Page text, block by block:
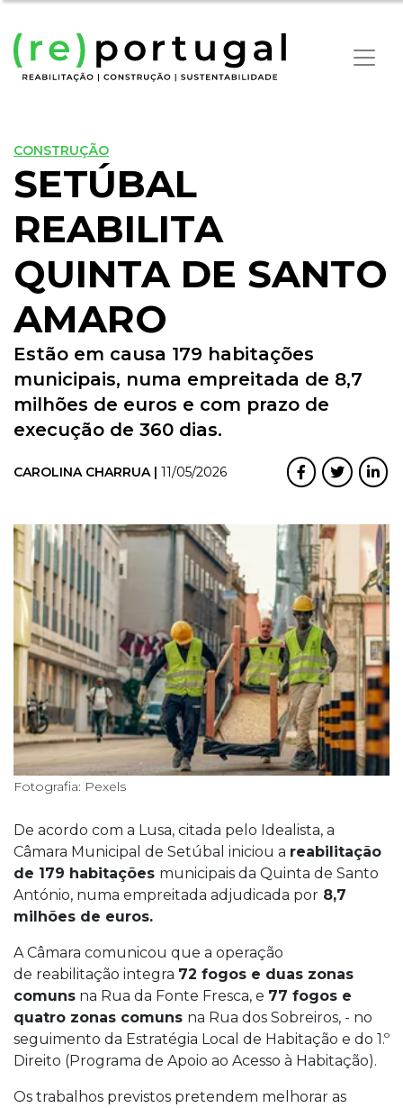
CONSTRUÇÃO
SETÚBAL
REABILITA
QUINTA DE SANTO
AMARO
Estão em causa 179 habitações
municipais, numa empreitada de 8,7
milhões de euros e com prazo de
execução de 360 dias.
CAROLINA CHARRUA | 11/05/2026
Fotografia: Pexels
De acordo com a Lusa, citada pelo Idealista, a
Câmara Municipal de Setúbal iniciou a reabilitação
de 179 habitações municipais da Quinta de Santo
António, numa empreitada adjudicada por 8,7
milhões de euros.
A Câmara comunicou que a operação
de reabilitação integra 72 fogos e duas zonas
comuns na Rua da Fonte Fresca, e 77 fogos e
quatro zonas comuns na Rua dos Sobreiros, - no
seguimento da Estratégia Local de Habitação e do 1.º
Direito (Programa de Apoio ao Acesso à Habitação).
Os trabalhos previstos pretendem melhorar as